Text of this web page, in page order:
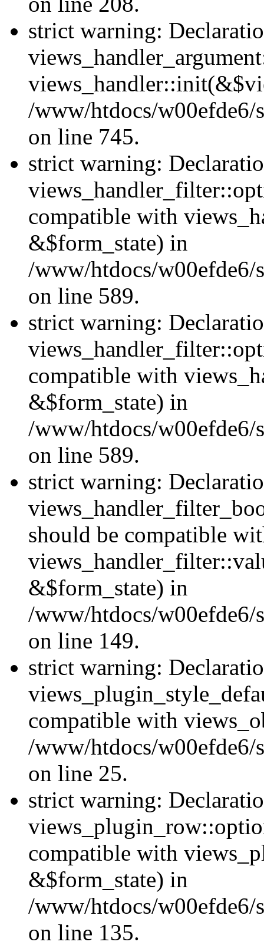
strict warning:
/www/htdocs/w00efde6/
on line 745.
strict warning:
compatible with
&$form_state) in
/www/htdocs/w00efde6/
on line 589.
strict warning:
compatible with
&$form_state) in
/www/htdocs/w00efde6/
on line 589.
strict warning:
should be compatible
&$form_state) in
/www/htdocs/w00efde6/
on line 149.
strict warning:
compatible with
/www/htdocs/
on line 25.
strict warning:
compatible with
&$form_state) in
/www/htdocs/
on line 135.